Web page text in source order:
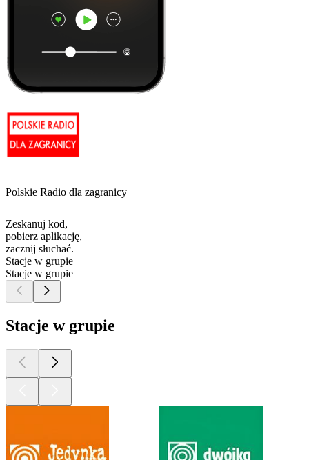
Polskie Radio dla zagranicy
Zeskanuj kod,
pobierz aplikację,
zacznij słuchać.
Stacje w grupie
Stacje w grupie
Stacje w grupie